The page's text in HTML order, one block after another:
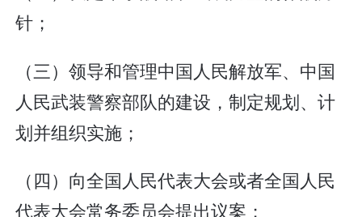
针；
（三）领导和管理中国人民解放军、中国
人民武装警察部队的建设，制定规划、计
划并组织实施；
（四）向全国人民代表大会或者全国人民
代表大会常务委员会提出议案；